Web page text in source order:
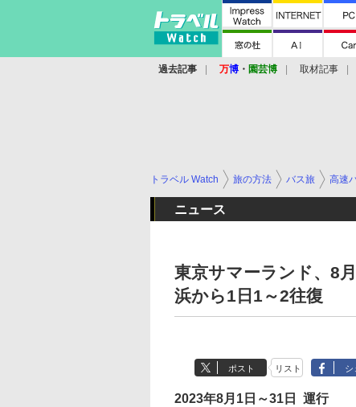
過去記事 万博 ・ 園芸博 取材記事
トラベル Watch 旅の方法 バス旅 高速
ニュース
東京サマーランド、8
浜から1日1～2往復
ポスト リスト シ
2023年8月1日～31日 運行